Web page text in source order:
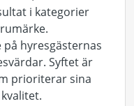
i kategorier
hyresgästernas
Syftet är
prioriterar sina